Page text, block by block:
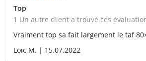
Top
1 Un autre client a trouvé ces
Vraiment top sa fait largement le taf
Loïc M. | 15.07.2022